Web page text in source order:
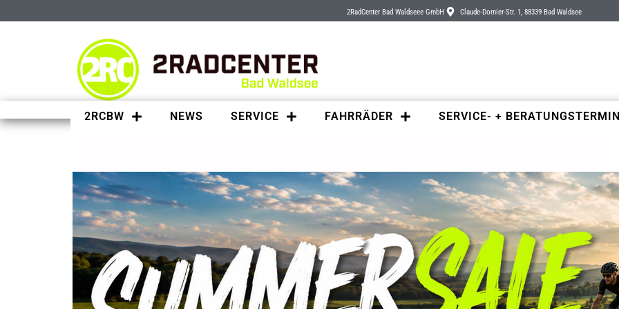
2RadCenter Bad Waldseee GmbH Claude-Dornier-Str. 1, 88339 Bad Waldsee
2RCBW NEWS SERVICE FAHRRÄDER SERVICE- +